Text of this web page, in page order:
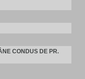
CONDUS DE PR.